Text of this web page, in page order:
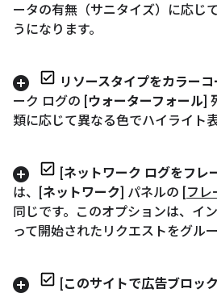
ータの有無（サニタイズ）に応じ
うになります。
リソースタイプをカラー
ーク ログの [ ウォーターフォール ]
類に応じて異なる色でハイライト
ネットワーク ログをフレ
は、[ ネットワーク ] パネルの [ フレ
同じです。このオプションは、イ
って開始されたリクエストをグルー
このサイトで広告ブロッ